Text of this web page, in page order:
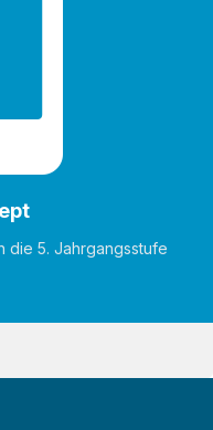
die 5. Jahrgangsstufe